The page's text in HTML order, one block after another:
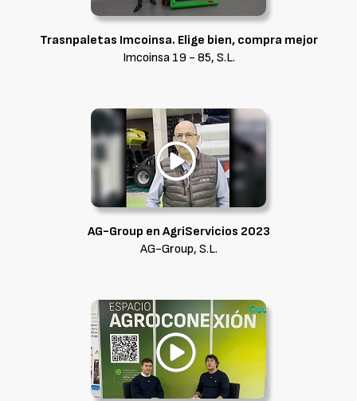
Trasnpaletas Imcoinsa. Elige bien, compra mejor
Imcoinsa 19 - 85, S.L.
AG-Group en AgriServicios 2023
AG-Group, S.L.